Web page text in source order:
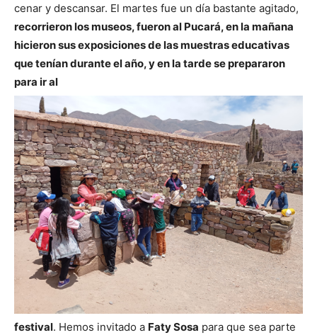
cenar y descansar. El martes fue un día bastante agitado,
recorrieron los museos, fueron al Pucará, en la mañana
hicieron sus exposiciones de las muestras educativas
que tenían durante el año, y en la tarde se prepararon
para ir al
festival. Hemos invitado a Faty Sosa para que sea parte